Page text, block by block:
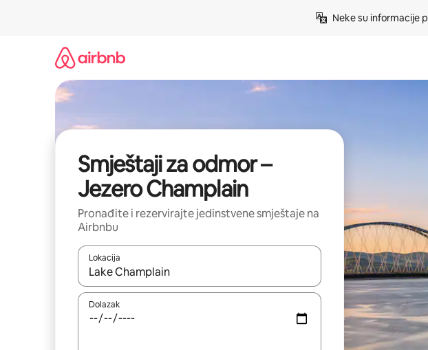
Neke su informacije
Smještaji za odmor –
Jezero Champlain
Pronađite i rezervirajte jedinstvene smještaje na
Airbnbu
Lokacija
Kada budu dostupni rezultati, moći ćete ih pregledati koristeći se
Dolazak